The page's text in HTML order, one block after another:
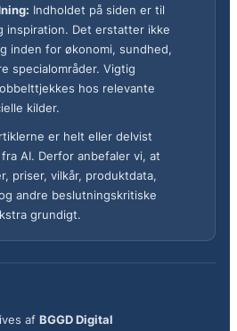
Indholdet på siden er til
inspiration. Det erstatter ikke
inden for økonomi, sundhed,
specialområder. Vigtig
hos relevante
kilder.
er helt eller delvist
AI. Derfor anbefaler vi, at
priser, vilkår, produktdata,
andre beslutningskritiske
grundigt.
af BGGD Digital